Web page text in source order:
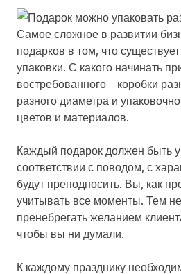
Самое сложное в развитии
подарков в том, что
упаковки. С какого начинать
востребованного – коробки
разного диаметра и
цветов и материалов.
Каждый подарок должен быть
соответствии с поводом, с
будут преподносить. Вы, как
учитывать все моменты. Тем
пренебрегать желанием
чтобы вы ни думали.
К каждому празднику